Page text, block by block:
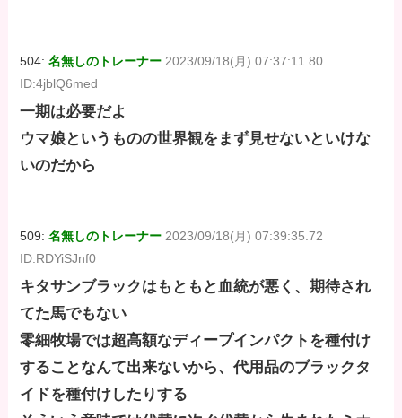
504:名無しのトレーナー 2023/09/18(月) 07:37:11.80
ID:4jblQ6med
一期は必要だよ
ウマ娘というものの世界観をまず見せないといけな
いのだから
509:名無しのトレーナー 2023/09/18(月) 07:39:35.72
ID:RDYiSJnf0
キタサンブラックはもともと血統が悪く、期待され
てた馬でもない
零細牧場では超高額なディープインパクトを種付け
することなんて出来ないから、代用品のブラックタ
イドを種付けしたりする